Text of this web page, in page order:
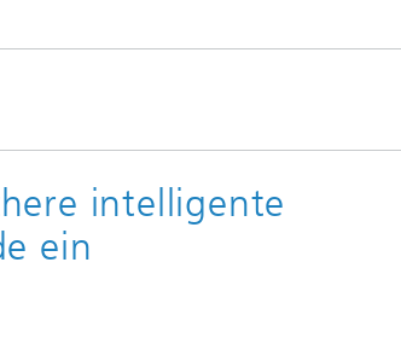
intelligente
ein